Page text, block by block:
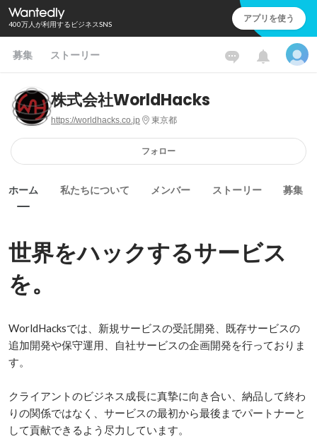
400万人が利用するビジネスSNS アプリを使う
募集 ストーリー
株式会社WorldHacks
https://worldhacks.co.jp 東京都
フォロー
ホーム 私たちについて メンバー ストーリー 募集
世界をハックするサービス
を。
WorldHacksでは、新規サービスの受託開発、既存サービスの
追加開発や保守運用、自社サービスの企画開発を行っておりま
す。
クライアントのビジネス成長に真摯に向き合い、納品して終わ
りの関係ではなく、サービスの最初から最後までパートナーと
して貢献できるよう尽力しています。